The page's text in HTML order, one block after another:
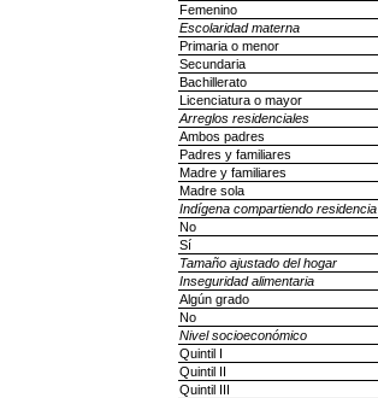
Femenino
Escolaridad materna
Primaria o menor
Secundaria
Bachillerato
Licenciatura o mayor
Arreglos residenciales
Ambos padres
Padres y familiares
Madre y familiares
Madre sola
Indígena compartiendo residencia
No
Sí
Tamaño ajustado del hogar
Inseguridad alimentaria
Algún grado
No
Nivel socioeconómico
Quintil I
Quintil II
Quintil III